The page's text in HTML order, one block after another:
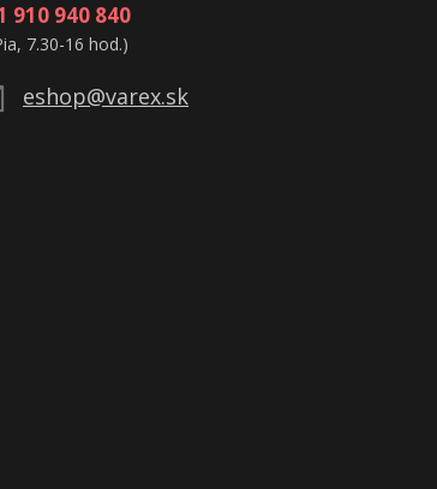
910 940 840
7.30-16 hod.)
eshop@varex.sk